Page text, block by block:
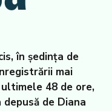
în şedinţa de
mai
48 de ore,
de Diana